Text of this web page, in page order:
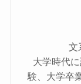
文
大学時代
験、大学卒